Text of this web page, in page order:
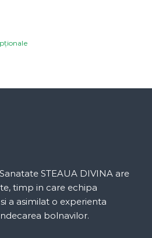
STEAUA DIVINA are
timp in care echipa
a asimilat o experienta
bolnavilor.